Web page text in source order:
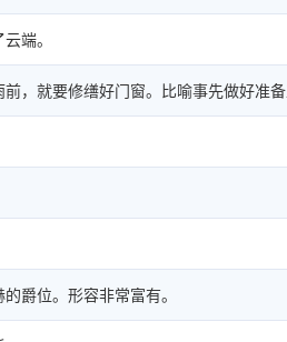
端。
，就要修缮好门窗。比喻事先做好准备
爵位。形容非常富有。